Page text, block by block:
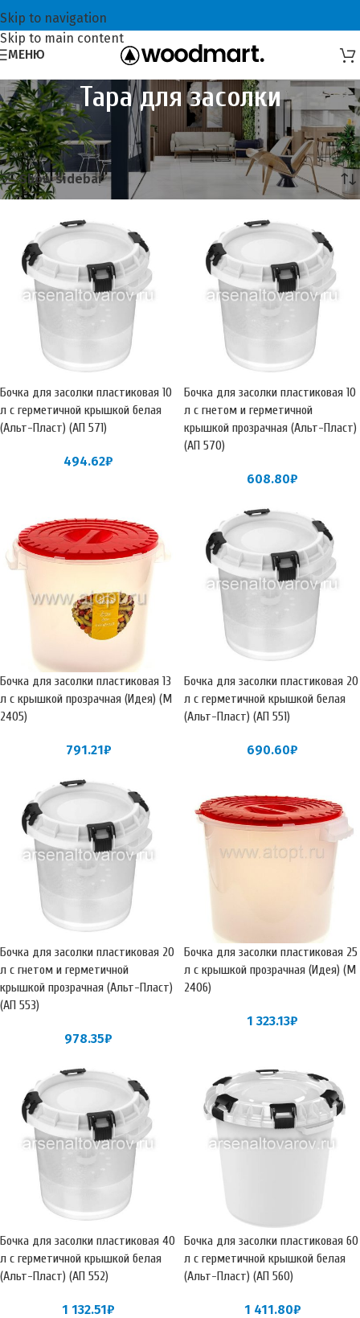
Skip to navigation
Skip to main content
МЕНЮ
Тара для засолки
Главная Всё для консервирования
Тара для засолки
Отображение 1–20 из 23
Show sidebar
Бочка для засолки пластиковая 10
л с герметичной крышкой белая
(Альт-Пласт) (АП 571)
494.62₽
Бочка для засолки пластиковая 10
л с гнетом и герметичной
крышкой прозрачная (Альт-Пласт)
(АП 570)
608.80₽
Бочка для засолки пластиковая 13
л с крышкой прозрачная (Идея) (М
2405)
791.21₽
Бочка для засолки пластиковая 20
л с герметичной крышкой белая
(Альт-Пласт) (АП 551)
690.60₽
Бочка для засолки пластиковая 20
л с гнетом и герметичной
крышкой прозрачная (Альт-Пласт)
(АП 553)
978.35₽
Бочка для засолки пластиковая 25
л с крышкой прозрачная (Идея) (М
2406)
1 323.13₽
Бочка для засолки пластиковая 40
л с герметичной крышкой белая
(Альт-Пласт) (АП 552)
1 132.51₽
Бочка для засолки пластиковая 60
л с герметичной крышкой белая
(Альт-Пласт) (АП 560)
1 411.80₽